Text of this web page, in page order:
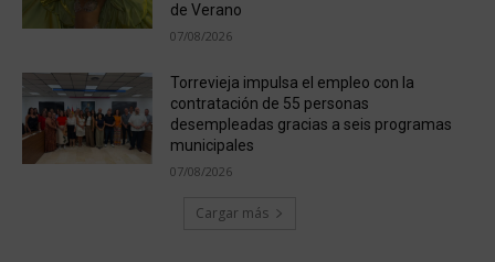
de Verano
07/08/2026
Torrevieja impulsa el empleo con la
contratación de 55 personas
desempleadas gracias a seis programas
municipales
07/08/2026
Cargar más